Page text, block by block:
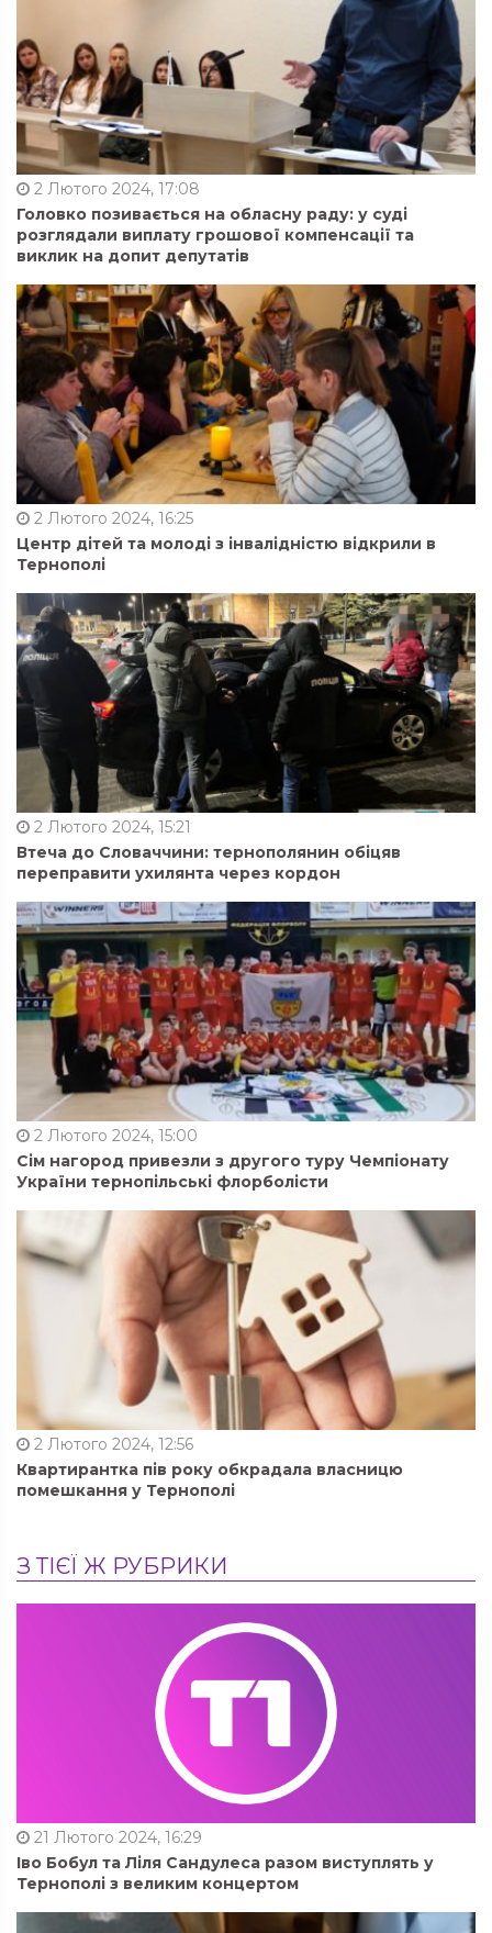
2 Лютого 2024, 17:08
Головко позивається на обласну раду: у суді
розглядали виплату грошової компенсації та
виклик на допит депутатів
2 Лютого 2024, 16:25
Центр дітей та молоді з інвалідністю відкрили в
Тернополі
2 Лютого 2024, 15:21
Втеча до Словаччини: тернополянин обіцяв
переправити ухилянта через кордон
2 Лютого 2024, 15:00
Сім нагород привезли з другого туру Чемпіонату
України тернопільські флорболісти
2 Лютого 2024, 12:56
Квартирантка пів року обкрадала власницю
помешкання у Тернополі
З ТІЄЇ Ж РУБРИКИ
21 Лютого 2024, 16:29
Іво Бобул та Ліля Сандулеса разом виступлять у
Тернополі з великим концертом